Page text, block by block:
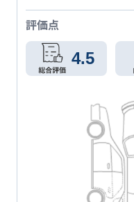
評価点
4.5